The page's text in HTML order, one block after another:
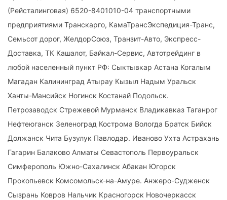
(Рейсталинговая) 6520-8401010-04 транспортными
предприятиями Транскарго, КамаТрансЭкспедиция-Транс,
Семьсот дорог, ЖелдорСоюз, Транзит-Авто, Экспресс-
Доставка, ТК Кашалот, Байкал-Сервис, Автотрейдинг в
любой населенный пункт РФ: Сыктывкар Астана Когалым
Магадан Калининград Атырау Кызыл Надым Уральск
Ханты-Мансийск Ногинск Костанай Подольск.
Петрозаводск Стрежевой Мурманск Владикавказ Таганрог
Нефтеюганск Зеленоград Кострома Вологда Братск Бийск
Должанск Чита Бузулук Павлодар. Иваново Ухта Астрахань
Гагарин Балаково Алматы Севастополь Первоуральск
Симферополь Южно-Сахалинск Абакан Югорск
Прокопьевск Комсомольск-на-Амуре. Анжеро-Судженск
Сызрань Ковров Нальчик Красногорск Новочеркасск